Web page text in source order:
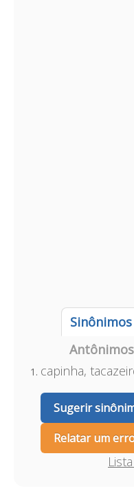
Sinônimos
Antônimos
capinha,
Sugerir
Relatar um